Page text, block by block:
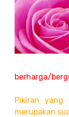
berharga/
Pikiran
merupakan